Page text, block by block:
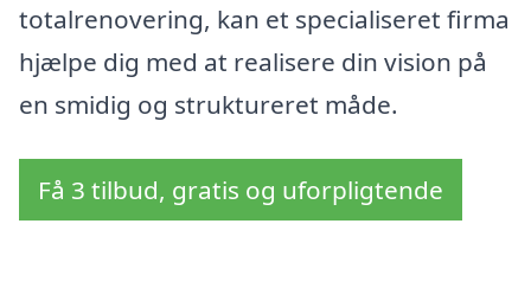
totalrenovering, kan et specialiseret firma
hjælpe dig med at realisere din vision på
en smidig og struktureret måde.
Få 3 tilbud, gratis og uforpligtende